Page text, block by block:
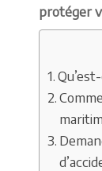
protéger